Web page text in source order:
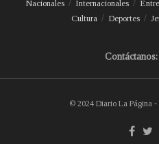
Nacionales Internacionales
Cultura
Deportes
© 2024 Diario La Página